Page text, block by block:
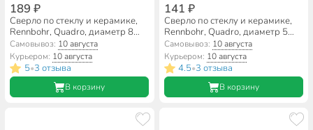
189 ₽
Сверло по стеклу и керамике,
Rennbohr, Quadro, диаметр 8
мм, шестигранник, 676108
Самовывоз: 10 августа
Курьером: 10 августа
5•3 отзыва
В корзину
141 ₽
Сверло по стеклу и керамике,
Rennbohr, Quadro, диаметр 5
мм, шестигранник, 676105
Самовывоз: 10 августа
Курьером: 10 августа
4.5•3 отзыва
В корзину